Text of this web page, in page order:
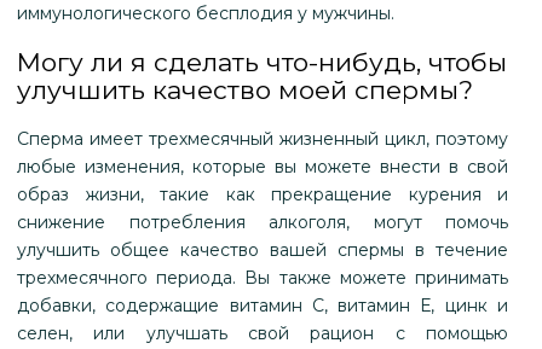
иммунологического бесплодия у мужчины.
Могу ли я сделать что-нибудь, чтобы
улучшить качество моей спермы?
Сперма имеет трехмесячный жизненный цикл, поэтому
любые изменения, которые вы можете внести в свой
образ жизни, такие как прекращение курения и
снижение потребления алкоголя, могут помочь
улучшить общее качество вашей спермы в течение
трехмесячного периода. Вы также можете принимать
добавки, содержащие витамин С, витамин Е, цинк и
селен, или улучшать свой рацион с помощью